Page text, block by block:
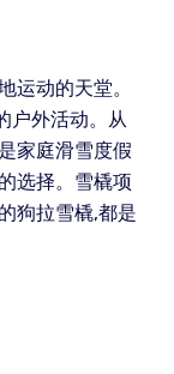
运动的天堂。
户外活动。从
家庭滑雪度假
选择。雪橇项
狗拉雪橇,都是